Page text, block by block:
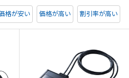
格が安い 価格が高い 割引率が高い